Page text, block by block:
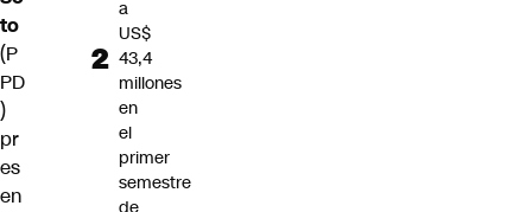
to
(P
PD
)
pr
es
en
a
US$
43,4
millones
en
el
primer
semestre
de